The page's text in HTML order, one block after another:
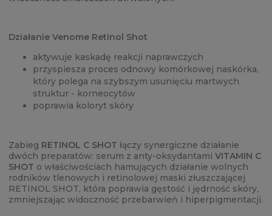
Działanie Venome Retinol Shot
aktywuje kaskadę reakcji naprawczych
przyspiesza proces odnowy komórkowej naskórka,
który polega na szybszym usunięciu martwych
struktur - korneocytów
poprawia koloryt skóry
Zabieg RETINOL C SHOT łączy synergiczne działanie
dwóch preparatów: serum z anty-oksydantami VITAMIN C
SHOT o właściwościach hamujących działanie wolnych
rodników tlenowych i retinolowej maski złuszczającej
RETINOL SHOT, która poprawia gęstość i jędrność skóry,
zmniejszając widoczność przebarwień i hiperpigmentacji.